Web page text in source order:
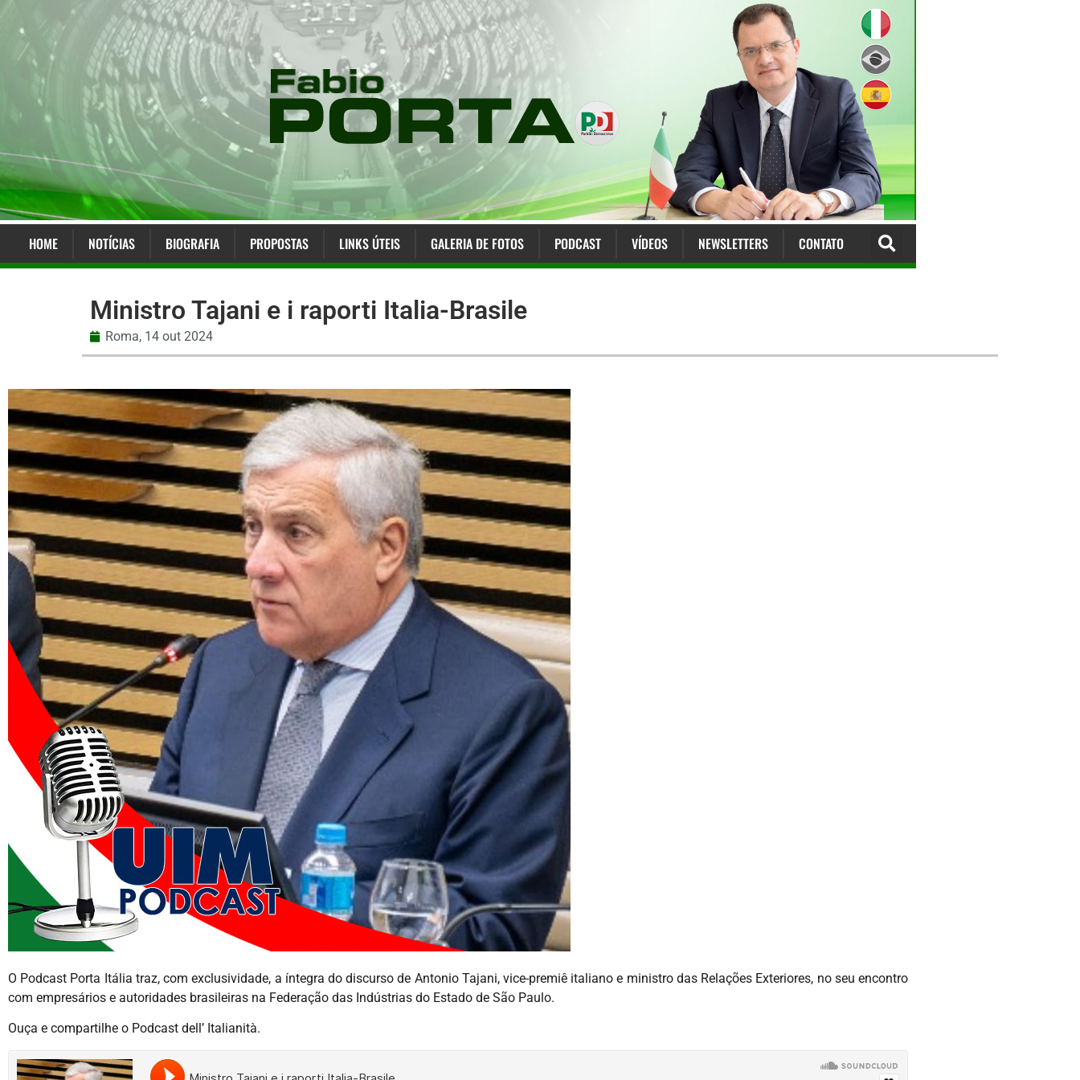
HOME NOTÍCIAS BIOGRAFIA PROPOSTAS LINKS ÚTEIS GALERIA DE FOTOS PODCAST VÍDEOS NEWSLETTERS CONTATO
Ministro Tajani e i raporti Italia-Brasile
Roma, 14 out 2024
O Podcast Porta Itália traz, com exclusividade, a íntegra do discurso de Antonio Tajani, vice-premiê italiano e ministro das Relações Exteriores, no seu encontro
com empresários e autoridades brasileiras na Federação das Indústrias do Estado de São Paulo.
Ouça e compartilhe o Podcast dell’ Italianità.